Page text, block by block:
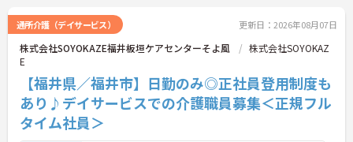
を存分に活かせるだけでなく、勤務時間内での資格
取得支援制度を活用し、将来的にケアマネジャーや
センター長といった多彩なキャリアパスへの挑戦も
シュ休暇や残業少なめの環境など、ワークライフバ
ランスを大切にしながら長期的なキャリア形成を目
指す方に、自信を持っておすすめできる求人です。
★おすすめPOINT★
通所介護（デイサービス） 更新日：2026年08月07日
株式会社SOYOKAZE福井板垣ケアセンターそよ風
株式会社SOYOKAZ
E
【福井県／福井市】日勤のみ◎正社員登用制度も
あり♪デイサービスでの介護職員募集＜正規フル
タイム社員＞